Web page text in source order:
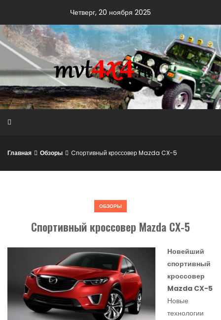
content
Четверг, 20 ноября 2025
Главная Обзоры Cпортивный кроссовер Mazda CX-5
ОБЗОРЫ
Cпортивный кроссовер Mazda CX-5
Новейший
спортивный
кроссовер
Mazda CX-5
Новые
технологии